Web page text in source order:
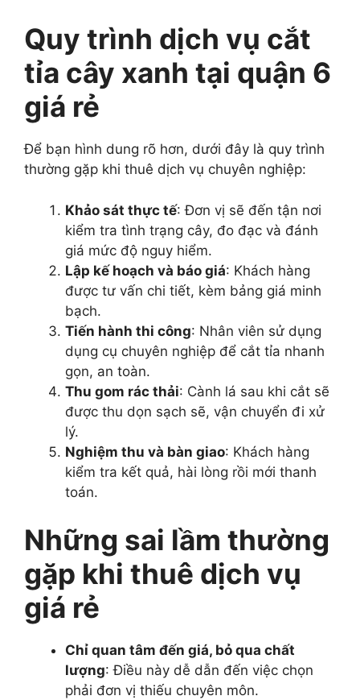
Quy trình dịch vụ cắt
tỉa cây xanh tại quận 6
giá rẻ
Để bạn hình dung rõ hơn, dưới đây là quy trình
thường gặp khi thuê dịch vụ chuyên nghiệp:
Khảo sát thực tế: Đơn vị sẽ đến tận nơi
kiểm tra tình trạng cây, đo đạc và đánh
giá mức độ nguy hiểm.
Lập kế hoạch và báo giá: Khách hàng
được tư vấn chi tiết, kèm bảng giá minh
bạch.
Tiến hành thi công: Nhân viên sử dụng
dụng cụ chuyên nghiệp để cắt tỉa nhanh
gọn, an toàn.
Thu gom rác thải: Cành lá sau khi cắt sẽ
được thu dọn sạch sẽ, vận chuyển đi xử
lý.
Nghiệm thu và bàn giao: Khách hàng
kiểm tra kết quả, hài lòng rồi mới thanh
toán.
Những sai lầm thường
gặp khi thuê dịch vụ
giá rẻ
Chỉ quan tâm đến giá, bỏ qua chất
lượng: Điều này dễ dẫn đến việc chọn
phải đơn vị thiếu chuyên môn.